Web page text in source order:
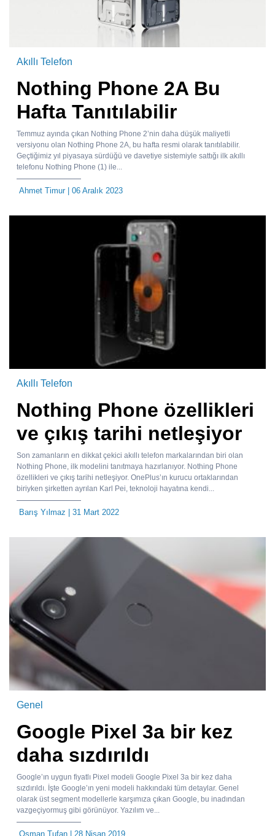
Akıllı Telefon
Nothing Phone 2A Bu
Hafta Tanıtılabilir
Temmuz ayında çıkan Nothing Phone 2’nin daha düşük maliyetli
versiyonu olan Nothing Phone 2A, bu hafta resmi olarak tanıtılabilir.
Geçtiğimiz yıl piyasaya sürdüğü ve davetiye sistemiyle sattığı ilk akıllı
telefonu Nothing Phone (1) ile...
Ahmet Timur| 06 Aralık 2023
Akıllı Telefon
Nothing Phone özellikleri
ve çıkış tarihi netleşiyor
Son zamanların en dikkat çekici akıllı telefon markalarından biri olan
Nothing Phone, ilk modelini tanıtmaya hazırlanıyor. Nothing Phone
özellikleri ve çıkış tarihi netleşiyor. OnePlus’ın kurucu ortaklarından
biriyken şirketten ayrılan Karl Pei, teknoloji hayatına kendi...
Barış Yılmaz | 31 Mart 2022
Genel
Google Pixel 3a bir kez
daha sızdırıldı
Google’ın uygun fiyatlı Pixel modeli Google Pixel 3a bir kez daha
sızdırıldı. İşte Google’ın yeni modeli hakkındaki tüm detaylar. Genel
olarak üst segment modellerle karşımıza çıkan Google, bu inadından
vazgeçiyormuş gibi görünüyor. Yazılım ve...
Osman Tufan | 28 Nisan 2019